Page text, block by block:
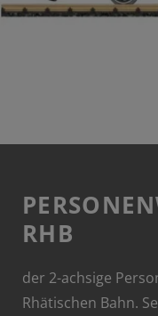
RHB
der 2-achsige
Rhätischen Bahn.